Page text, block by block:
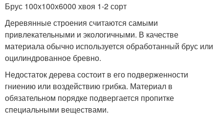
Брус 100х100х6000 хвоя 1-2 сорт
Деревянные строения считаются самыми
привлекательными и экологичными. В качестве
материала обычно используется обработанный брус или
оцилиндрованное бревно.
Недостаток дерева состоит в его подверженности
гниению или воздействию грибка. Материал в
обязательном порядке подвергается пропитке
специальными веществами.